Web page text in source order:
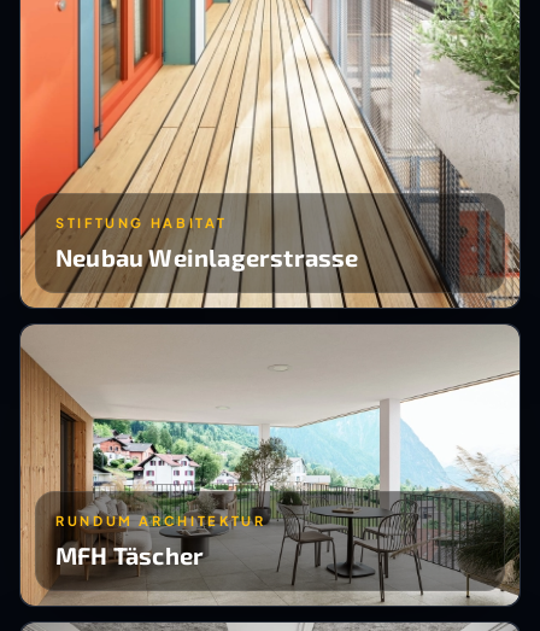
STIFTUNG HABITAT
Neubau Weinlagerstrasse
RUNDUM ARCHITEKTUR
MFH Täscher